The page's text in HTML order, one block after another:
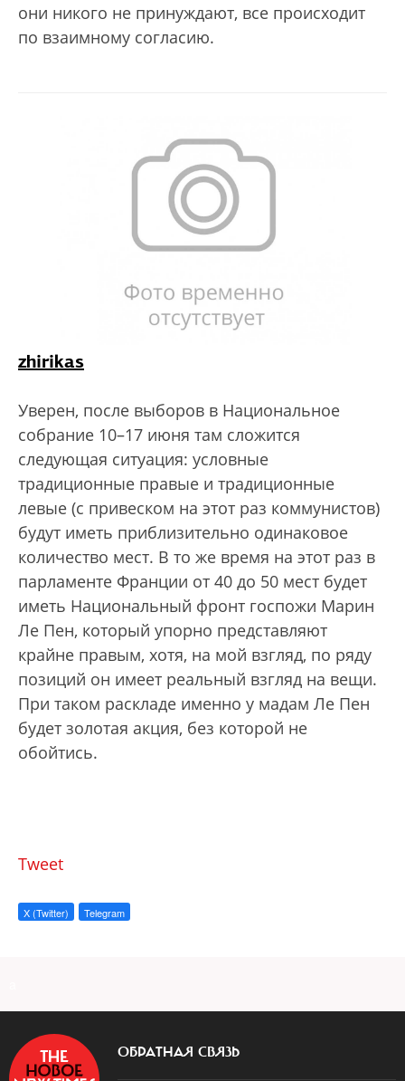
они никого не принуждают, все происходит
по взаимному согласию.
zhirikas
Уверен, после выборов в Национальное
собрание 10–17 июня там сложится
следующая ситуация: условные
традиционные правые и традиционные
левые (с привеском на этот раз коммунистов)
будут иметь приблизительно одинаковое
количество мест. В то же время на этот раз в
парламенте Франции от 40 до 50 мест будет
иметь Национальный фронт госпожи Марин
Ле Пен, который упорно представляют
крайне правым, хотя, на мой взгляд, по ряду
позиций он имеет реальный взгляд на вещи.
При таком раскладе именно у мадам Ле Пен
будет золотая акция, без которой не
обойтись.
Tweet
X (Twitter) Telegram
ОБРАТНАЯ СВЯЗЬ